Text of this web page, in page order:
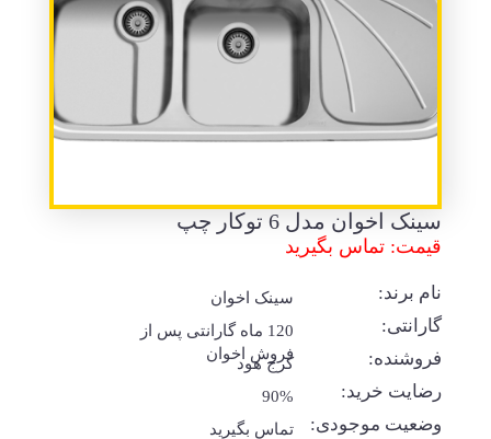
سینک اخوان مدل 6 توکار چپ
قیمت: تماس بگیرید
نام برند: سینک اخوان
گارانتی:
120 ماه گارانتی پس از
فروش اخوان
فروشنده: کرج هود
رضایت خرید: 90%
وضعیت موجودی: تماس بگیرید